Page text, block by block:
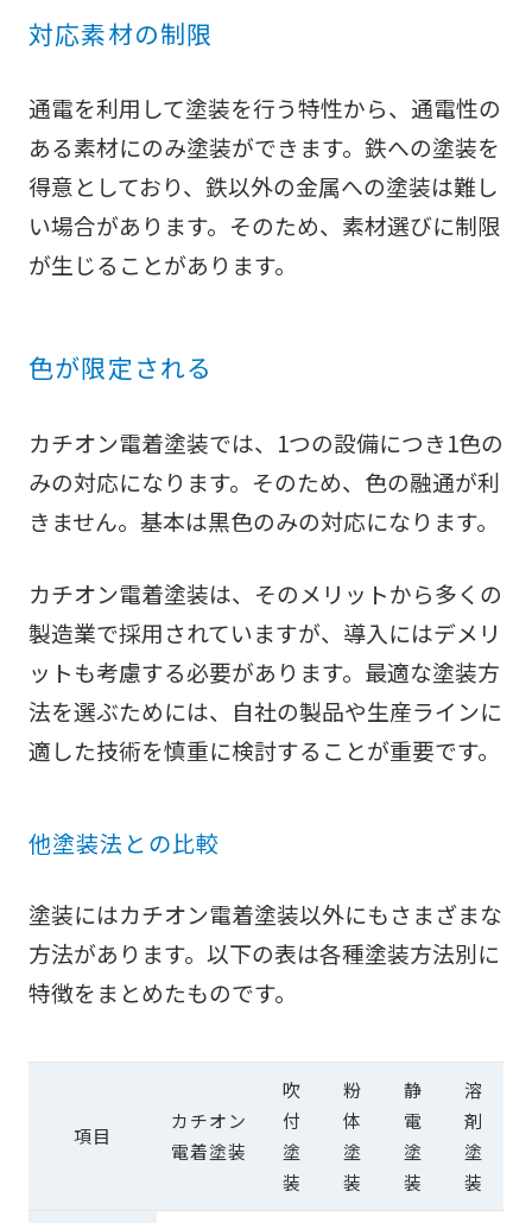
対応素材の制限
通電を利用して塗装を行う特性から、通電性の
ある素材にのみ塗装ができます。鉄への塗装を
得意としており、鉄以外の金属への塗装は難し
い場合があります。そのため、素材選びに制限
が生じることがあります。
色が限定される
カチオン電着塗装では、1つの設備につき1色の
みの対応になります。そのため、色の融通が利
きません。基本は黒色のみの対応になります。
カチオン電着塗装は、そのメリットから多くの
製造業で採用されていますが、導入にはデメリ
ットも考慮する必要があります。最適な塗装方
法を選ぶためには、自社の製品や生産ラインに
適した技術を慎重に検討することが重要です。
他塗装法との比較
塗装にはカチオン電着塗装以外にもさまざまな
方法があります。以下の表は各種塗装方法別に
特徴をまとめたものです。
項目
カチオン
電着塗装
吹
付
塗
装
粉
体
塗
装
静
電
塗
装
溶
剤
塗
装